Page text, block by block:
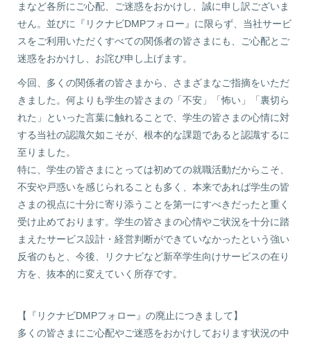
まなど各所にご心配、ご迷惑をおかけし、誠に申し訳ございま
せん。並びに『リクナビDMPフォロー』に限らず、当社サービ
スをご利用いただくすべての関係者の皆さまにも、ご心配とご
迷惑をおかけし、お詫び申し上げます。
今回、多くの関係者の皆さまから、さまざまなご指摘をいただ
きました。何よりも学生の皆さまの「不安」「怖い」「裏切ら
れた」といった言葉に触れることで、学生の皆さまの心情に対
する当社の認識欠如こそが、根本的な課題であると認識するに
至りました。
特に、学生の皆さまにとっては初めての就職活動だからこそ、
不安や戸惑いを感じられることも多く、本来であれば学生の皆
さまの視点に十分に寄り添うことを第一にすべきだったと重く
受け止めております。学生の皆さまの心情やご状況を十分に踏
まえたサービス設計・経営判断ができていなかったという強い
反省のもと、今後、リクナビなど新卒学生向けサービスの在り
方を、抜本的に変えていく所存です。
【『リクナビDMPフォロー』の廃止につきまして】
多くの皆さまにご心配やご迷惑をおかけしております状況の中